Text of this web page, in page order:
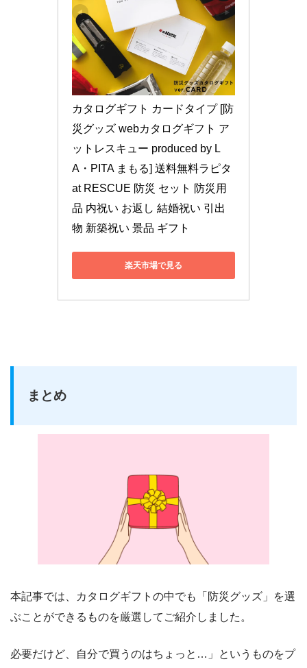
カタログギフト カードタイプ [防
災グッズ webカタログギフト ア
ットレスキュー produced by L
A・PITA まもる] 送料無料ラピタ
at RESCUE 防災 セット 防災用
品 内祝い お返し 結婚祝い 引出
物 新築祝い 景品 ギフト
楽天市場で見る
まとめ
本記事では、カタログギフトの中でも「防災グッズ」を選
ぶことができるものを厳選してご紹介しました。
必要だけど、自分で買うのはちょっと…」というものをプ